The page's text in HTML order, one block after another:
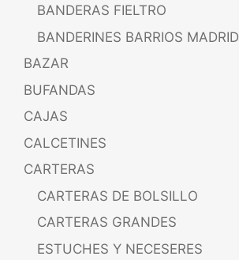
BANDERAS FIELTRO
BANDERINES BARRIOS MADRID
BAZAR
BUFANDAS
CAJAS
CALCETINES
CARTERAS
CARTERAS DE BOLSILLO
CARTERAS GRANDES
ESTUCHES Y NECESERES